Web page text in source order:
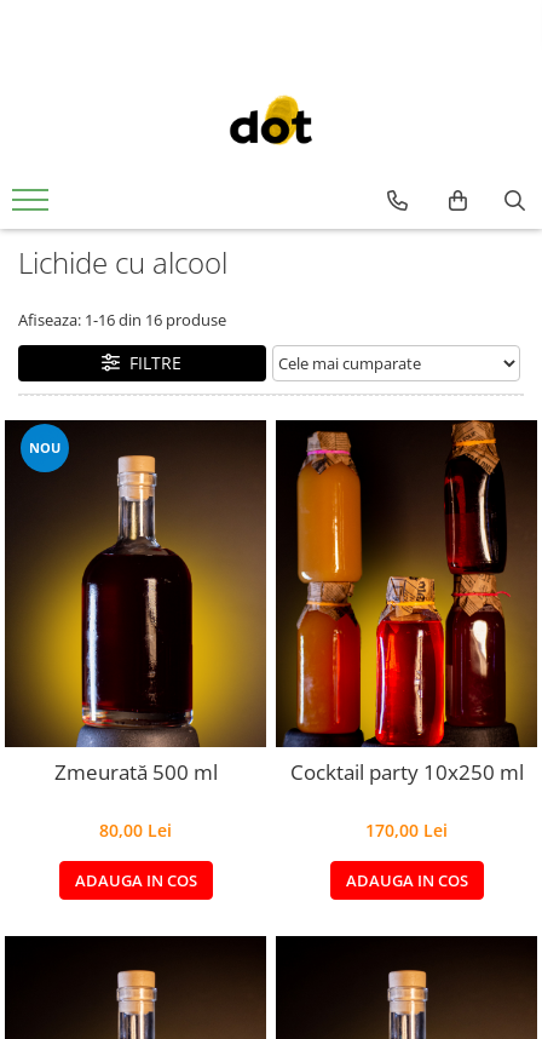
Lichide cu alcool
Afiseaza: 1-16din 16 produse
FILTRE
NOU
Zmeurată 500 ml
80,00 Lei
ADAUGA IN COS
Cocktail party 10x250 ml
170,00 Lei
ADAUGA IN COS